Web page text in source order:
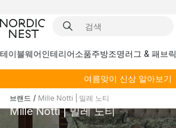
테이블웨어인테리어소품주방조명러그 & 패브릭
여름맞이 신상 알아보기
브랜드 / Mille Notti | 밀레 노티
Mille Notti | 밀레 노티